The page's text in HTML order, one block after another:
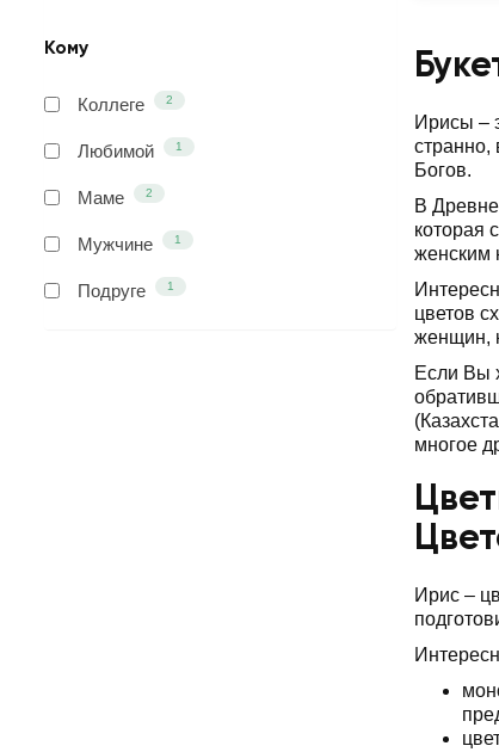
Кому
Коллеге 2
Любимой 1
Маме 2
Мужчине 1
Подруге 1
Ирисы –
странно,
Богов.
В
которая
женским
цветов
женщин,
Если Вы
многое
Ирис –